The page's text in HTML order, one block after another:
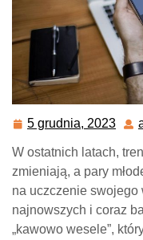
5 grudnia, 2023
2023
W ostatnich latach,
zmieniają, a pary
na uczczenie swojego
najnowszych i coraz
„kawowo wesele”,